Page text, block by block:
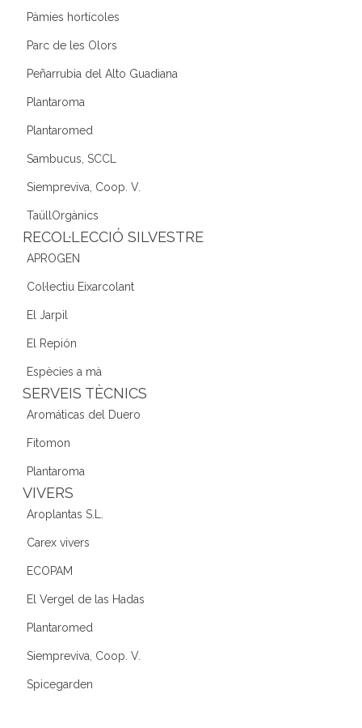
Pàmies hortícoles
Parc de les Olors
Peñarrubia del Alto Guadiana
Plantaroma
Plantaromed
Sambucus, SCCL
Siempreviva, Coop. V.
TaüllOrgànics
RECOL·LECCIÓ SILVESTRE
APROGEN
Col·lectiu Eixarcolant
El Jarpil
El Repión
Espècies a mà
SERVEIS TÈCNICS
Aromáticas del Duero
Fitomon
Plantaroma
VIVERS
Aroplantas S.L.
Carex vivers
ECOPAM
El Vergel de las Hadas
Plantaromed
Siempreviva, Coop. V.
Spicegarden